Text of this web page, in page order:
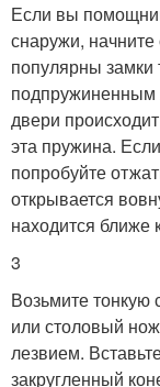
Если вы
снаружи,
популярны замки
подпружиненным
двери
эта пружина.
попробуйте
открывается
находится ближе
3
Возьмите тонкую
или столовый
лезвием.
закругленный